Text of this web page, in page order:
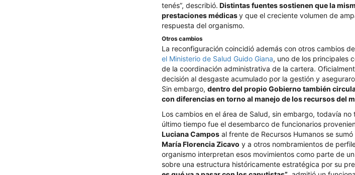
tenés”, describió. Distintas fuentes sostienen que la
prestaciones médicasy que el creciente volumen de
respuesta del organismo.
Otros cambios
La reconfiguración coincidió además con otros cambios
el Ministerio de Salud Guido Giana, uno de los principales
de la coordinación administrativa de la cartera.
decisión al desgaste acumulado por la gestión y
Sin embargo, dentro del propio Gobierno también
con diferencias en torno al manejo de los recursos del
Los cambios en el área de Salud, sin embargo, todavía
último tiempo fue el desembarco de funcionarios
Luciana Campos al frente de Recursos Humanos se
María Florencia Zicavo y a otros nombramientos de
organismo interpretan esos movimientos como parte de
sobre una estructura históricamente estratégica por su